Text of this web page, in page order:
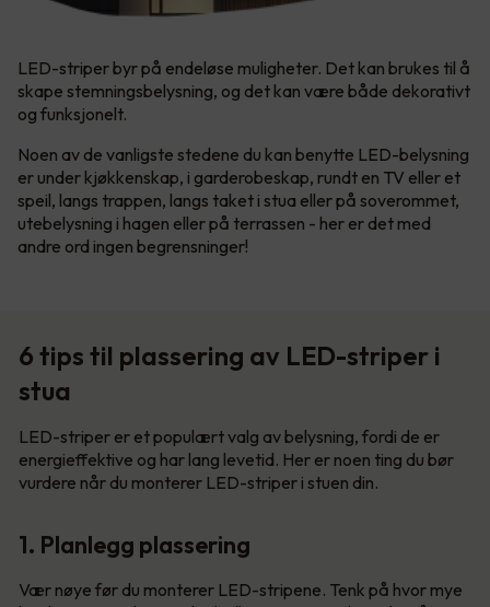
LED-striper byr på endeløse muligheter. Det kan brukes til å
skape stemningsbelysning, og det kan være både dekorativt
og funksjonelt.
Noen av de vanligste stedene du kan benytte LED-belysning
er under kjøkkenskap, i garderobeskap, rundt en TV eller et
speil, langs trappen, langs taket i stua eller på soverommet,
utebelysning i hagen eller på terrassen - her er det med
andre ord ingen begrensninger!
6 tips til plassering av LED-striper i
stua
LED-striper er et populært valg av belysning, fordi de er
energieffektive og har lang levetid. Her er noen ting du bør
vurdere når du monterer LED-striper i stuen din.
1. Planlegg plassering
Vær nøye før du monterer LED-stripene. Tenk på hvor mye